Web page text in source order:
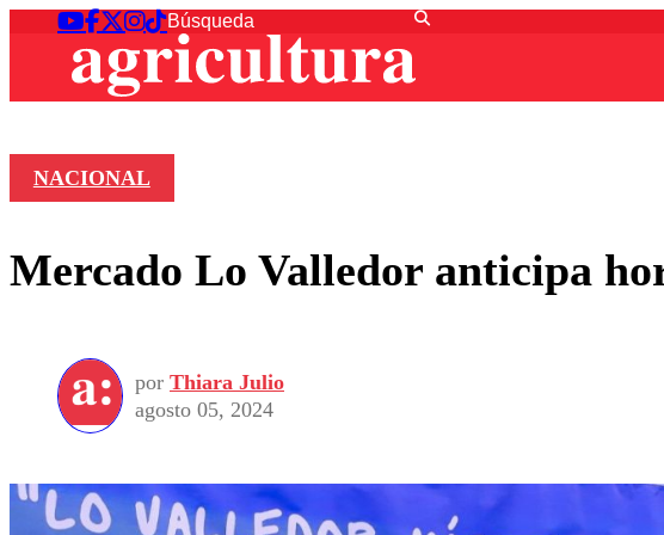
NACIONAL
Mercado Lo Valledor anticipa
por Thiara Julio
agosto 05, 2024